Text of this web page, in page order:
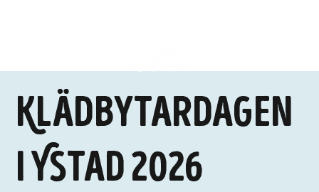
Klädbytardagen
i Ystad 2026